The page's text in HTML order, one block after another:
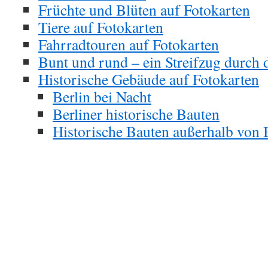
Früchte und Blüten auf Fotokarten
Tiere auf Fotokarten
Fahrradtouren auf Fotokarten
Bunt und rund – ein Streifzug durch
Historische Gebäude auf Fotokarten
Berlin bei Nacht
Berliner historische Bauten
Historische Bauten außerhalb von